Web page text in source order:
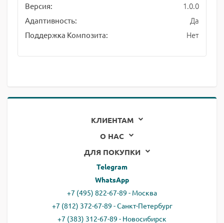
Версия: 1.0.0
Адаптивность: Да
Поддержка Композита: Нет
КЛИЕНТАМ
О НАС
ДЛЯ ПОКУПКИ
Telegram
WhatsApp
+7 (495) 822-67-89 - Москва
+7 (812) 372-67-89 - Санкт-Петербург
+7 (383) 312-67-89 - Новосибирск